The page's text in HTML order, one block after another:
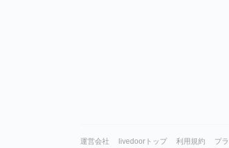
運営会社 livedoorトップ 利用規約 プ